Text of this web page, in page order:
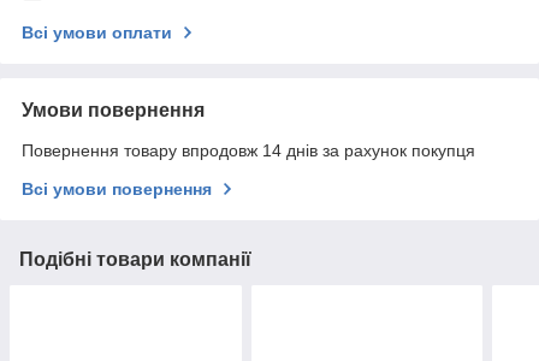
Всі умови оплати
Умови повернення
Повернення товару впродовж 14 днів за рахунок покупця
Всі умови повернення
Подібні товари компанії